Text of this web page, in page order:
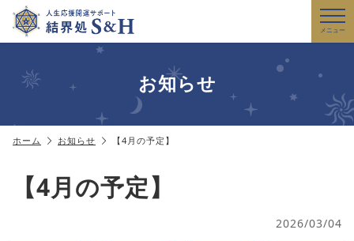
メニュー
お知らせ
ホーム お知らせ 【4月の予定】
【4月の予定】
2026/03/04